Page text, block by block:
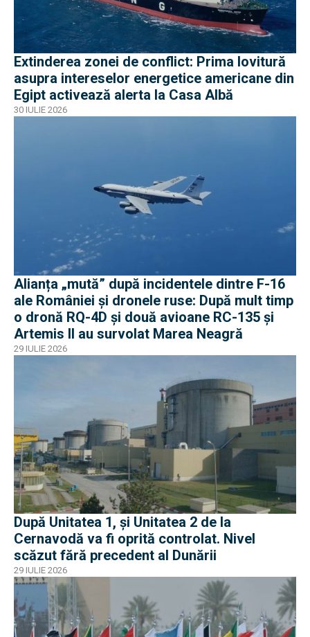
Extinderea zonei de conflict: Prima lovitură
asupra intereselor energetice americane din
Egipt activează alerta la Casa Albă
30 IULIE 2026
Alianța „mută” după incidentele dintre F-16
ale României și dronele ruse: După mult timp
o dronă RQ-4D și două avioane RC-135 și
Artemis II au survolat Marea Neagră
29 IULIE 2026
După Unitatea 1, și Unitatea 2 de la
Cernavodă va fi oprită controlat. Nivel
scăzut fără precedent al Dunării
29 IULIE 2026